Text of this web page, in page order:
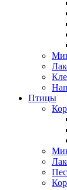
Птицы